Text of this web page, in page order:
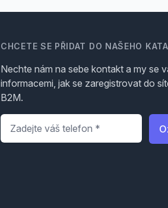
CHCETE SE PŘIDAT DO NAŠEHO
Nechte nám na sebe kontakt a my se
informacemi, jak se zaregistrovat do
B2M.
Telefon